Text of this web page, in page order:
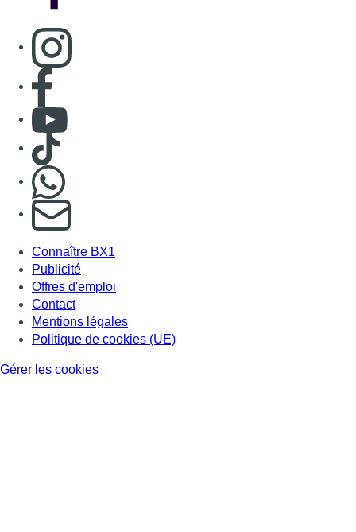
Consulter page Instagram
Consulter page Facebook
Consulter Youtube
Consulter TikTok
S'abonner à notre newsletter
Connaître BX1
Publicité
Offres d'emploi
Contact
Mentions légales
Politique de cookies (UE)
Gérer les cookies